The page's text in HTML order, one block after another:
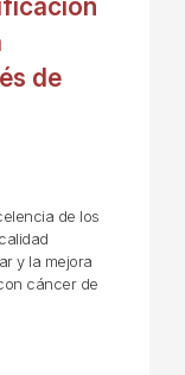
de
de los
y la mejora
cáncer de